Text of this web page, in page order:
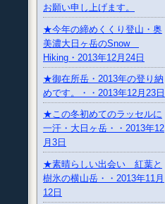
お願い申し上げます。
★今年の締めくくり登山・奥
美濃大日ヶ岳のSnow
Hiking・2013年12月24日
★御在所岳・2013年の登り納
めです。・・2013年12月23日
★この冬初めてのラッセルに
一汗・大日ヶ岳・・2013年12
月3日
★素晴らしい出会い 紅葉と
樹氷の横山岳・・2013年11月
12日